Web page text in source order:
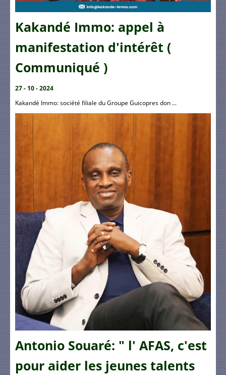
Kakandé Immo: appel à
manifestation d'intérêt (
Communiqué )
27 - 10 - 2024
Kakandé Immo: société filiale du Groupe Guicopres don ...
Antonio Souaré: " l' AFAS, c'est
pour aider les jeunes talents